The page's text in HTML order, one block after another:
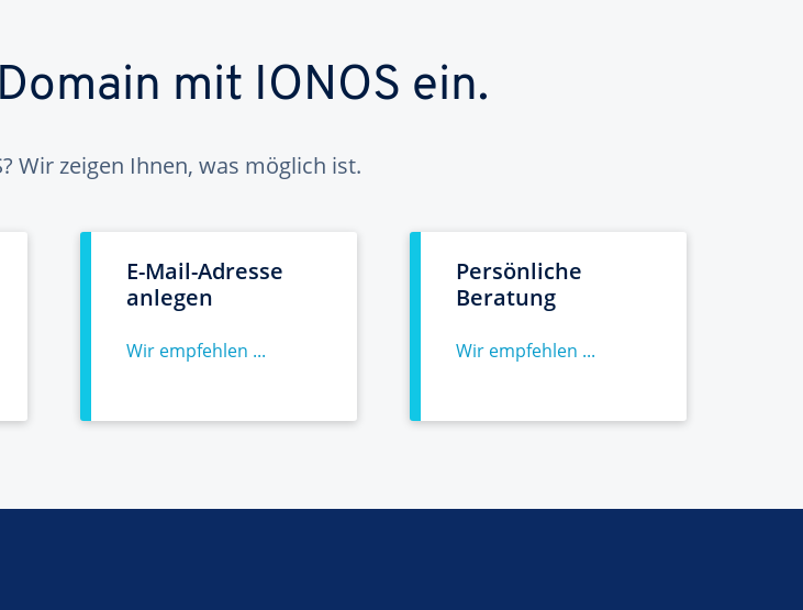
mit IONOS ein.
Wir zeigen Ihnen, was möglich ist.
E-Mail-Adresse
anlegen
Wir empfehlen ...
Persönliche
Beratung
Wir empfehlen ...